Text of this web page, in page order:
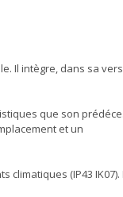
Il intègre, dans sa
que son
et un
(IP43 IK07).